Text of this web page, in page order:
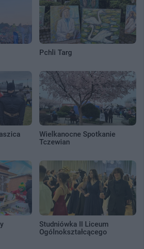
Pchli Targ
Wielkanocne Spotkanie
Tczewian
Studniówka II Liceum
Ogólnokształcącego